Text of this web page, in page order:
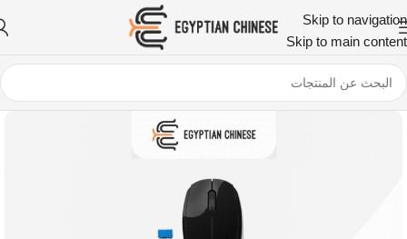
Skip to navigation
Skip to main content